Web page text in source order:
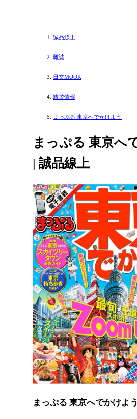
誠品線上
雜誌
日文MOOK
旅遊情報
まっぷる 東京へでかけよう
まっぷる 東京へ
| 誠品線上
まっぷる 東京へでかけよう